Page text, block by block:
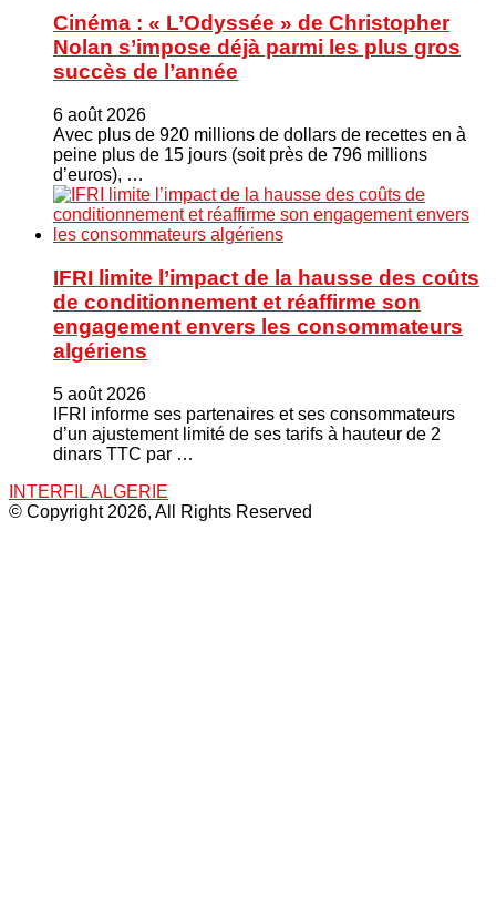
Cinéma : « L’Odyssée » de Christopher
Nolan s’impose déjà parmi les plus gros
succès de l’année
6 août 2026
Avec plus de 920 millions de dollars de recettes en à
peine plus de 15 jours (soit près de 796 millions
d’euros), …
IFRI limite l’impact de la hausse des coûts
de conditionnement et réaffirme son
engagement envers les consommateurs
algériens
5 août 2026
IFRI informe ses partenaires et ses consommateurs
d’un ajustement limité de ses tarifs à hauteur de 2
dinars TTC par …
INTERFIL ALGERIE
© Copyright 2026, All Rights Reserved